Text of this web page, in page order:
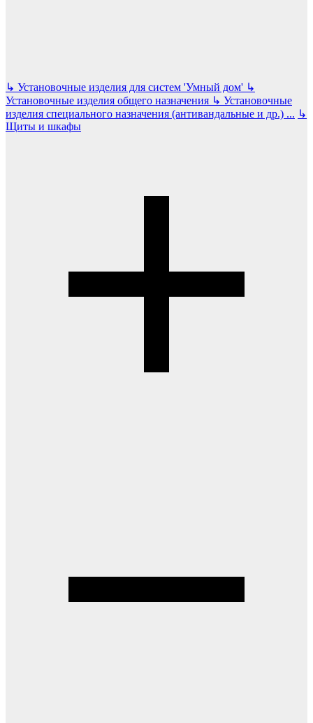
↳ Установочные изделия для систем 'Умный дом' ↳
Установочные изделия общего назначения ↳ Установочные
изделия специального назначения (антивандальные и др.) ... ↳
Щиты и шкафы